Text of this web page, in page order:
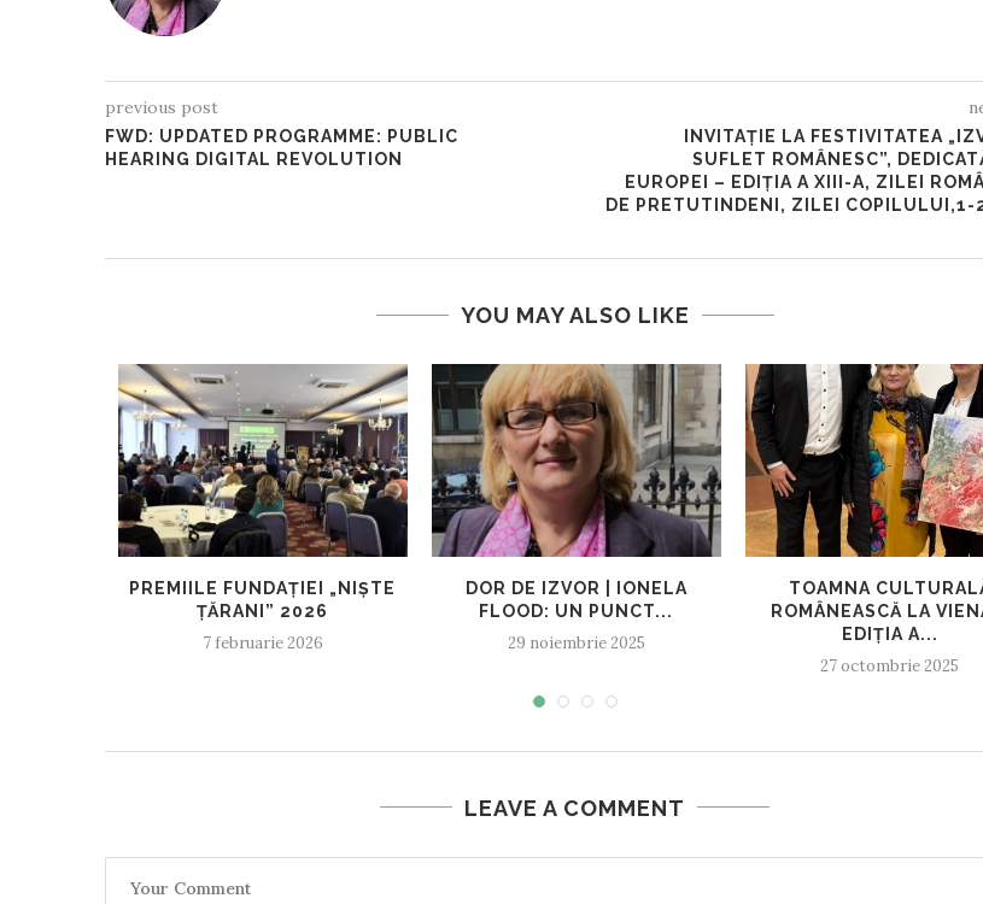
previous post
FWD: UPDATED PROGRAMME: PUBLIC
HEARING DIGITAL REVOLUTION
INVITAȚIE LA FESTIVITATEA
SUFLET ROMÂNESC”,
EUROPEI – EDIȚIA A XIII-A, ZILEI
DE PRETUTINDENI, ZILEI COPILULUI,1-
YOU MAY ALSO LIKE
PREMIILE FUNDAȚIEI „NIȘTE
ȚĂRANI” 2026
7 februarie 2026
DOR DE IZVOR | IONELA
FLOOD: UN PUNCT...
29 noiembrie 2025
TOAMNA
ROMÂNEASCĂ LA
EDIȚIA A...
27 octombrie 2025
LEAVE A COMMENT